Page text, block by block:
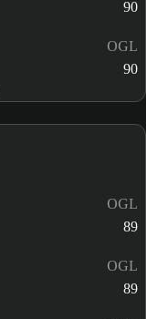
90
OGL
90
OGL
89
OGL
89